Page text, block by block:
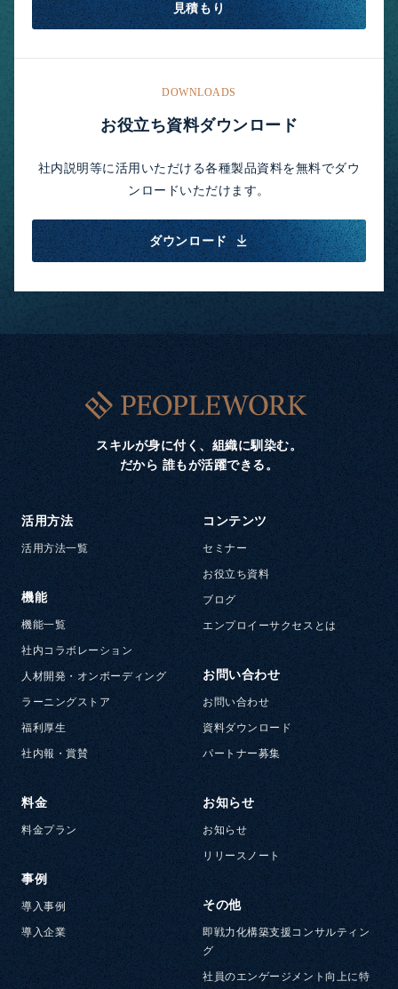
見積もり
DOWNLOADS
お役立ち資料ダウンロード
社内説明等に活用いただける各種製品資料を無料でダウ
ンロードいただけます。
ダウンロード
スキルが身に付く、組織に馴染む。
だから 誰もが活躍できる。
活用方法
活用方法一覧
機能
機能一覧
社内コラボレーション
人材開発・オンボーディング
ラーニングストア
福利厚生
社内報・賞賛
料金
料金プラン
事例
導入事例
導入企業
コンテンツ
セミナー
お役立ち資料
ブログ
エンプロイーサクセスとは
お問い合わせ
お問い合わせ
資料ダウンロード
パートナー募集
お知らせ
お知らせ
リリースノート
その他
即戦力化構築支援コンサルティン
グ
社員のエンゲージメント向上に特